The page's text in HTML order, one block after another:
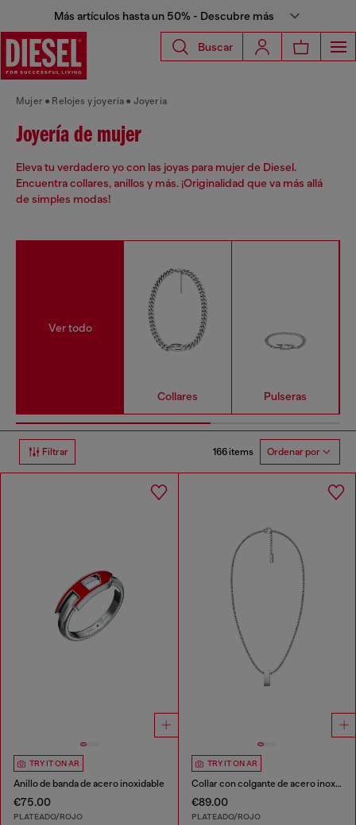
Más artículos hasta un 50% - Descubre más
Buscar
Mujer Relojes y joyería Joyería
Joyería de mujer
Eleva tu verdadero yo con las joyas para mujer de Diesel.
Encuentra collares, anillos y más. ¡Originalidad que va más allá
de simples modas!
Ver todo
Collares Pulseras
Filtrar 166 items Ordenar por
TRY IT ON AR
Anillo de banda de acero inoxidable
€75.00
PLATEADO/ROJO
TRY IT ON AR
Collar con colgante de acero inoxidable
€89.00
PLATEADO/ROJO